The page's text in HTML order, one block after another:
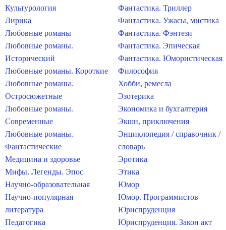
Культурология
Лирика
Любовные романы
Любовные романы.
Исторический
Любовные романы. Короткие
Любовные романы.
Остросюжетные
Любовные романы.
Современные
Любовные романы.
Фантастические
Медицина и здоровье
Мифы. Легенды. Эпос
Научно-образовательная
Научно-популярная
литература
Педагогика
Фантастика. Триллер
Фантастика. Ужасы, мистика
Фантастика. Фэнтези
Фантастика. Эпическая
Фантастика. Юмористическая
Философия
Хобби, ремесла
Эзотерика
Экономика и бухгалтерия
Экшн, приключения
Энциклопедия / справочник /
словарь
Эротика
Этика
Юмор
Юмор. Программистов
Юриспруденция
Юриспруденция. Закон акт